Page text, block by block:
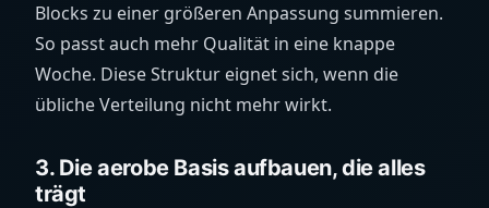
Blocks zu einer größeren Anpassung summieren.
So passt auch mehr Qualität in eine knappe
Woche. Diese Struktur eignet sich, wenn die
übliche Verteilung nicht mehr wirkt.
3. Die aerobe Basis aufbauen, die alles
trägt